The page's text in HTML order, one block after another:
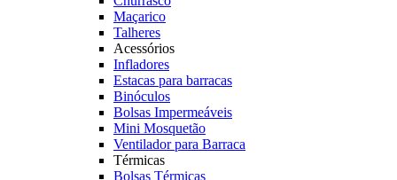
Maçarico
Talheres
Acessórios
Infladores
Estacas para barracas
Binóculos
Bolsas Impermeáveis
Mini Mosquetão
Ventilador para Barraca
Térmicas
Bolsas Térmicas